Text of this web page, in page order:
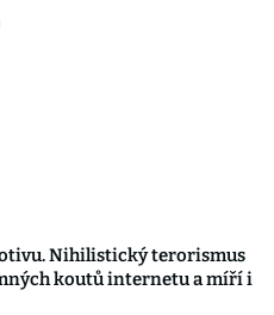
Nihilistický terorismus
koutů internetu a míří i